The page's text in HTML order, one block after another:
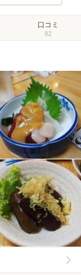
口コミ
82